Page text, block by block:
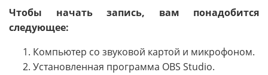
Чтобы начать запись, вам понадобится
следующее:
Компьютер со звуковой картой и микрофоном.
Установленная программа OBS Studio.